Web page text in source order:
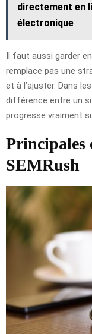
directement en
électronique
Il faut aussi garder
remplace pas une
et à l’ajuster. Dans
différence entre un
progresse vraiment
Principales
SEMRush